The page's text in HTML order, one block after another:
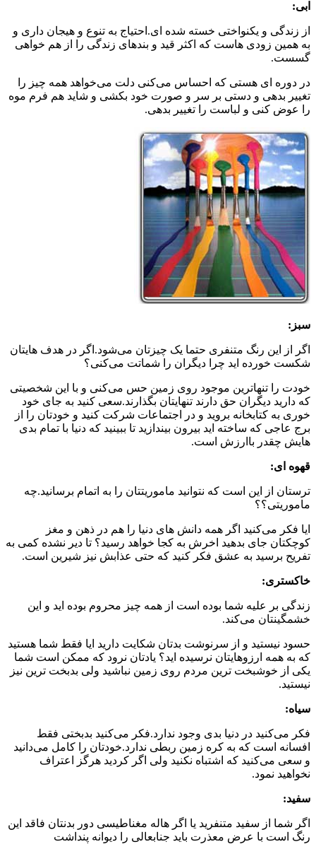
ابی:
از زندگی و یکنواختی خسته شده ای.احتیاج به تنوع و هیجان داری و
به همین زودی هاست که اکثر قید و بندهای زندگی را از هم خواهی
گسست.
در دوره ای هستی که احساس می‌کنی دلت می‌خواهد همه چیز را
تغییر بدهی و دستی بر سر و صورت خود بکشی و شاید هم فرم موه
را عوض کنی و لباست را تغییر بدهی.
سبز:
اگر از این رنگ متنفری حتما یک چیزتان می‌شود.اگر در هدف هایتان
شکست خورده اید چرا دیگران را شماتت می‌کنی؟
خودت را تنهاترین موجود روی زمین حس می‌کنی و با این شخصیتی
که دارید دیگران حق دارند تنهایتان بگذارند.سعی کنید به جای خود
خوری به کتابخانه بروید و در اجتماعات شرکت کنید و خودتان را از
برج عاجی که ساخته اید بیرون بیندازید تا ببینید که دنیا با تمام بدی
هایش چقدر باارزش است.
قهوه ای:
ترستان از این است که نتوانید ماموریتتان را به اتمام برسانید.چه
ماموریتی؟؟
ایا فکر می‌کنید اگر همه دانش های دنیا را هم در ذهن و مغز
کوچکتان جای بدهید اخرش به کجا خواهد رسید؟ تا دیر نشده کمی به
تفریح برسید به عشق فکر کنید که حتی عذابش نیز شیرین است.
خاکستری:
زندگی بر علیه شما بوده است از همه چیز محروم بوده اید و این
خشمگینتان می‌کند.
حسود نیستید و از سرنوشت بدتان شکایت دارید ایا فقط شما هستید
که به همه ارزوهایتان نرسیده اید؟ یادتان نرود که ممکن است شما
یکی از خوشبخت ترین مردم روی زمین نباشید ولی بدبخت ترین نیز
نیستید.
سیاه:
فکر می‌کنید در دنیا بدی وجود ندارد.فکر می‌کنید بدبختی فقط
افسانه است که به کره زمین ربطی ندارد.خودتان را کامل می‌دانید
و سعی می‌کنید که اشتباه نکنید ولی اگر کردید هرگز اعتراف
نخواهید نمود.
سفید:
اگر شما از سفید متنفرید یا اگر هاله مغناطیسی دور بدنتان فاقد این
رنگ است با عرض معذرت باید جنابعالی را دیوانه پنداشت